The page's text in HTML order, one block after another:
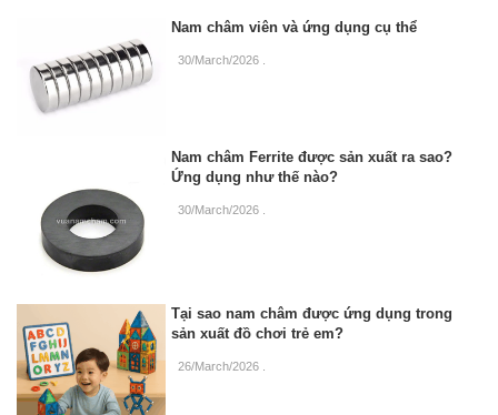
Nam châm viên và ứng dụng cụ thể
30/March/2026 .
Nam châm Ferrite được sản xuất ra sao?
Ứng dụng như thế nào?
30/March/2026
Tại sao nam châm được ứng dụng trong
sản xuất đồ chơi trẻ em?
26/March/2026